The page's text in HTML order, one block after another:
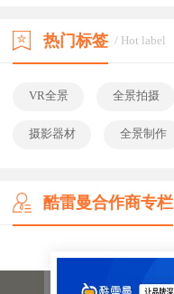
热门标签 / Hot label
VR全景 全景拍摄
摄影器材 全景制作
酷雷曼合作商专栏